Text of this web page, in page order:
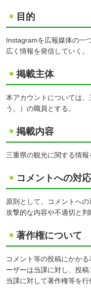
目的
Instagramを広報媒体の一
広く情報を発信していく。
掲載主体
本アカウントについては
う。）の職員とする。
掲載内容
三重県の観光に関する情報
コメントへの対応
原則として、コメントへ
攻撃的な内容や不適切と判
著作権について
コメント等の投稿にかか
ーザーは当課に対し、投
当課に対して著作権等を行